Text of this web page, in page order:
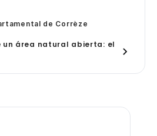
de Corrèze
un área natural abierta: el